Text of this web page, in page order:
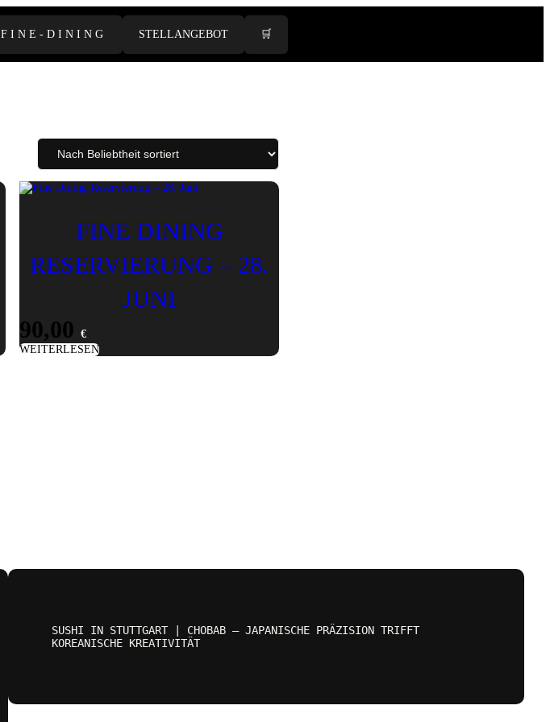
FINE-DINING STELLANGEBOT 🛒
FINE DINING
RESERVIERUNG – 28.
JUNI
90,00€
WEITERLESEN
SUSHI IN STUTTGART | CHOBAB – JAPANISCHE PRÄZISION TRIFFT
KOREANISCHE KREATIVITÄT